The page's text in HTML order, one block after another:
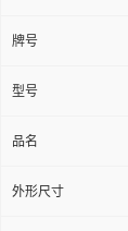
牌号
型号
品名
外形尺寸